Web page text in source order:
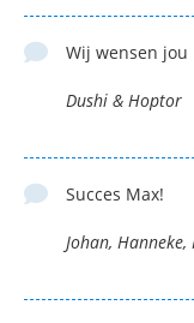
Wij wensen jou
Dushi & Hoptor
Succes Max!
Johan, Hanneke,